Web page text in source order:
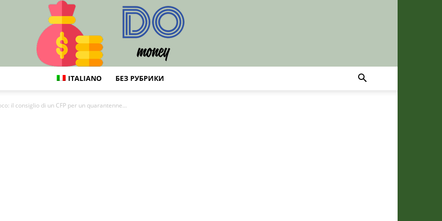
ITALIANO БЕЗ РУБРИКИ
il consiglio di un CFP per un quarantenne...